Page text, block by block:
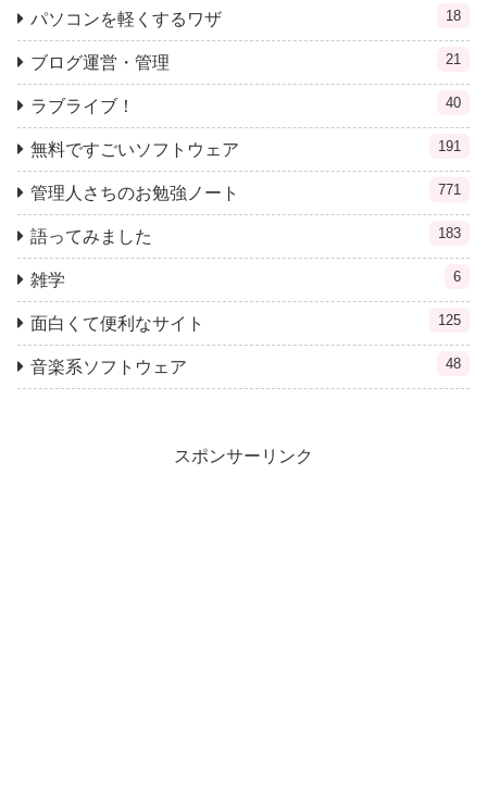
パソコンを軽くするワザ 18
ブログ運営・管理 21
ラブライブ！ 40
無料ですごいソフトウェア 191
管理人さちのお勉強ノート 771
語ってみました 183
雑学 6
面白くて便利なサイト 125
音楽系ソフトウェア 48
スポンサーリンク